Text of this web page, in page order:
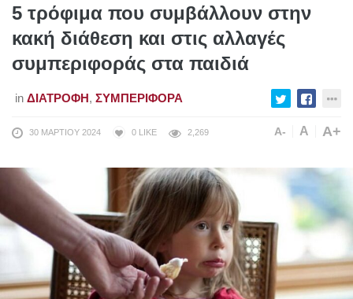
5 τρόφιμα που συμβάλλουν στην
κακή διάθεση και στις αλλαγές
συμπεριφοράς στα παιδιά
in ΔΙΑΤΡΟΦΉ, ΣΥΜΠΕΡΙΦΟΡΆ
30 ΜΑΡΤΊΟΥ 2024 0 LIKE 2,269 A- A A+